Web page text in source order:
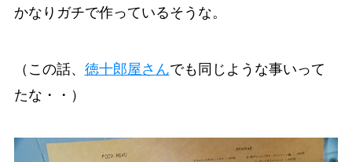
かなりガチで作っているそうな。
（この話、 徳十郎屋さんでも同じような事いって
たな・・）